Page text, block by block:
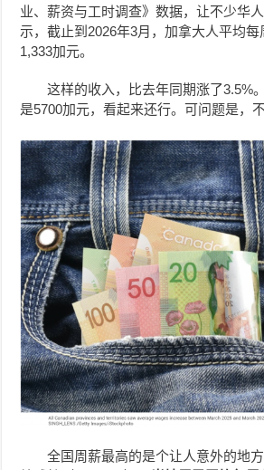
业、薪资与工时调查》数据，让不少华
示，截止到2026年3月，加拿大人平均
1,333加元。
这样的收入，比去年同期涨了3.5%
是5700加元，看起来还行。可问题是，
全国周薪最高的是个让人意外的地